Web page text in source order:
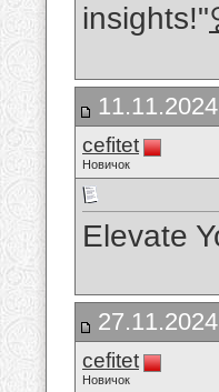
insights!"
cefitet
Новичок
Elevate
cefitet
Новичок